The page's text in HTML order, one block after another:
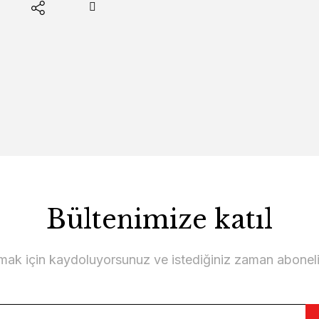
Bültenimize katıl
için kaydoluyorsunuz ve istediğiniz zaman